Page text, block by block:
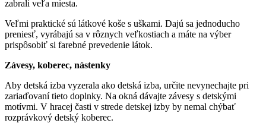
zabrali veľa miesta.
Veľmi praktické sú látkové koše s uškami. Dajú sa jednoducho
preniesť, vyrábajú sa v rôznych veľkostiach a máte na výber
prispôsobiť si farebné prevedenie látok.
Závesy, koberec, nástenky
Aby detská izba vyzerala ako detská izba, určite nevynechajte pri
zariaďovaní tieto doplnky. Na okná dávajte závesy s detskými
motívmi. V hracej časti v strede detskej izby by nemal chýbať
rozprávkový detský koberec.